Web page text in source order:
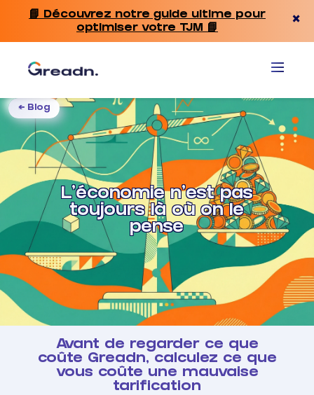
📘 Découvrez notre guide ultime pour
optimiser votre TJM 📘
×
← Blog
L'économie n'est pas
toujours là où on le
pense
Avant de regarder ce que
coûte Greadn, calculez ce que
vous coûte une mauvaise
tarification